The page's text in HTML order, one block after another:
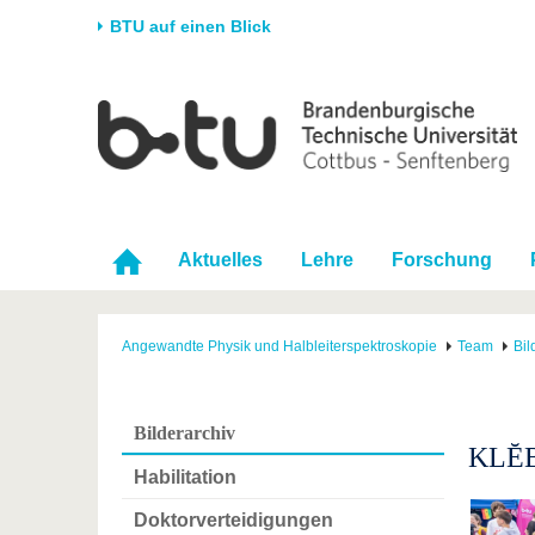
BTU auf einen Blick
Universität
Karriere & Engagement
Partnerschaften &
Strukturwandel
Forschung
Förderung
Wissenschaftlicher
Nachwuchs
Im
Aktuelles Lehre Forschung
Angewandte Physik und Halbleiterspektroskopie Team
Bilderarchiv
Habilitation
Doktorverteidigungen